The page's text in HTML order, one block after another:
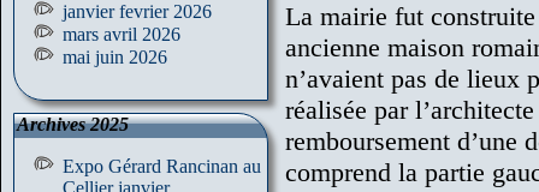
janvier fevrier 2026
mars avril 2026
mai juin 2026
Archives 2025
Expo Gérard Rancinan au
Cellier janvier
La mairie fut construite
ancienne maison
n’avaient pas de lieux
réalisée par
remboursement d’une
comprend la partie